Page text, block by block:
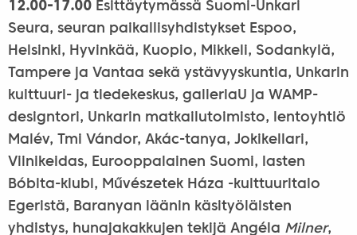
12.00-17.00Esittäytymässä Suomi-Unkari
Seura, seuran paikallisyhdistykset Espoo,
Helsinki, Hyvinkää, Kuopio, Mikkeli, Sodankylä,
Tampere ja Vantaa sekä ystävyyskuntia, Unkarin
kulttuuri- ja tiedekeskus, galleriaU ja WAMP-
designtori, Unkarin matkailutoimisto, lentoyhtiö
Malév, Tmi Vándor, Akác-tanya, Jokikellari,
Viinikeidas, Eurooppalainen Suomi, lasten
Bóbita-klubi, Művészetek Háza -kulttuuritalo
Egeristä, Baranyan läänin käsityöläisten
yhdistys, hunajakakkujen tekijä Angéla Milner,